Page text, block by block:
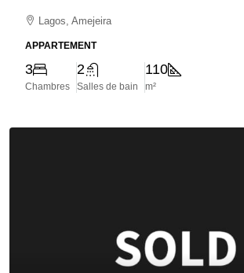
Lagos, Amejeira
APPARTEMENT
3
Chambres
2
Salles de bain
110
m²